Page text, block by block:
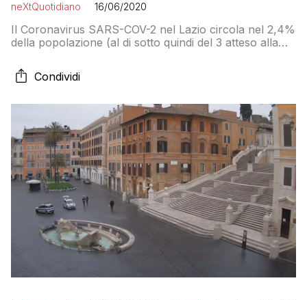
neXtQuotidiano 16/06/2020
Il Coronavirus SARS-COV-2 nel Lazio circola nel 2,4%
della popolazione (al di sotto quindi del 3 atteso alla
epidemiologica effettuata su un campione omogeneo
di 100 mila (sui 300 mila totali che verranno analizzati)
forze dell’ordine
Condividi